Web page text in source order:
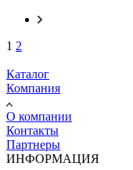
1 2
Каталог
Компания
О компании
Контакты
Партнеры
ИНФОРМАЦИЯ